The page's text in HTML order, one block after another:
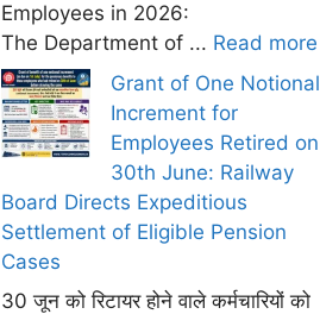
Employees in 2026:
The Department of ... Read more
Grant of One Notional
Increment for
Employees Retired on
30th June: Railway
Board Directs Expeditious
Settlement of Eligible Pension
Cases
30 जून को रिटायर होने वाले कर्मचारियों को